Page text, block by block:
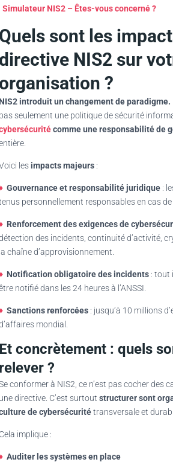
Simulateur NIS2 – Êtes-vous concerné ?
sont les
NIS2 sur
?
introduit un changement de paradigme.
seulement une politique de sécurité
comme une responsabilité de
lesimpacts majeurs :
Gouvernance et responsabilité juridique :
personnellement responsables en cas
Renforcement des exigences de
des incidents, continuité d’activité,
chaîne d’approvisionnement.
Notification obligatoire des incidents : tout
notifié dans les 24 heures à l’ANSSI.
Sanctions renforcées : jusqu’à 10 millions
mondial.
concrètement : quels
?
conformer à NIS2, ce n’est pas cocher des
directive. C’est surtout structurer sont
de cybersécuritétransversale et
implique :
Auditer les systèmes en place